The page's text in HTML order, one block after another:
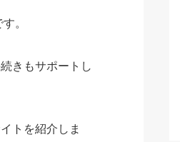
す。
きもサポートし
トを紹介しま